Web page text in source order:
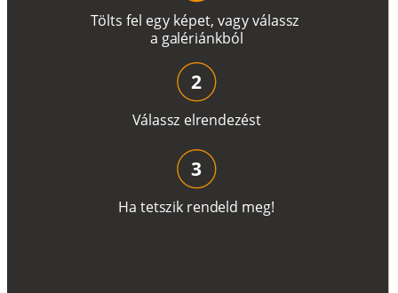
Tölts fel egy képet, vagyválassz
a galériánkból
Válassz elrendezést
2
Ha tetszik rendeld meg!
3